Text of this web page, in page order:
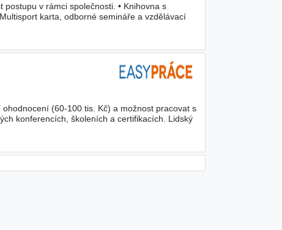
v rámci společnosti. • Knihovna s
karta, odborné semináře a vzdělávací
(60-100 tis. Kč) a možnost pracovat s
konferencích, školeních a certifikacích. Lidský